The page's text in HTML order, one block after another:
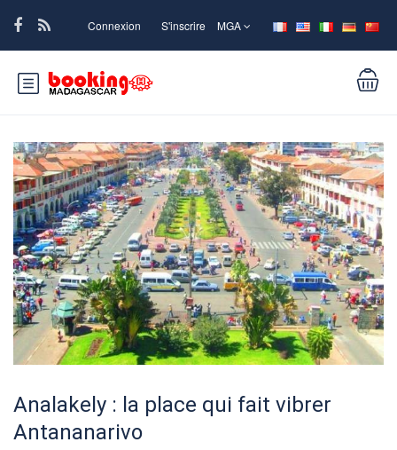
Connexion S'inscrire MGA
Analakely : la place qui fait vibrer
Antananarivo